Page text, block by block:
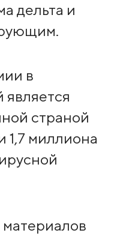
дельта и
в
страной
1,7 миллиона